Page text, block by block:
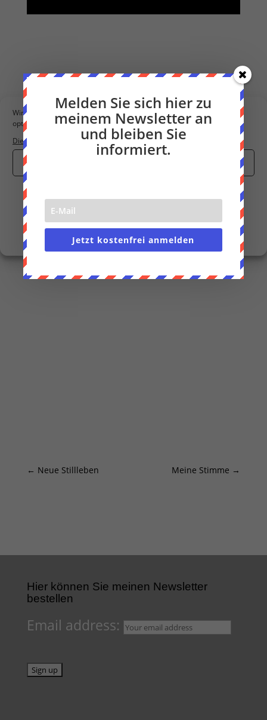
Wir verwenden Cookies, um unsere Website und unseren Service zu
optimieren.
Dienste verwalten
Cookie-RichtlinieDatenschutzerklärungImpressum
← Neue Stillleben Meine Stimme →
Hier können Sie meinen Newsletter
bestellen
Email address:
Melden Sie sich hier zu
meinem Newsletter an
und bleiben Sie
informiert.
Jetzt kostenfrei anmelden